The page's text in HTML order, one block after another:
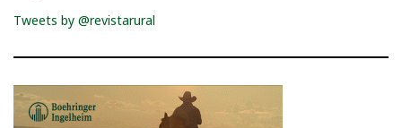
Tweets by @revistarural